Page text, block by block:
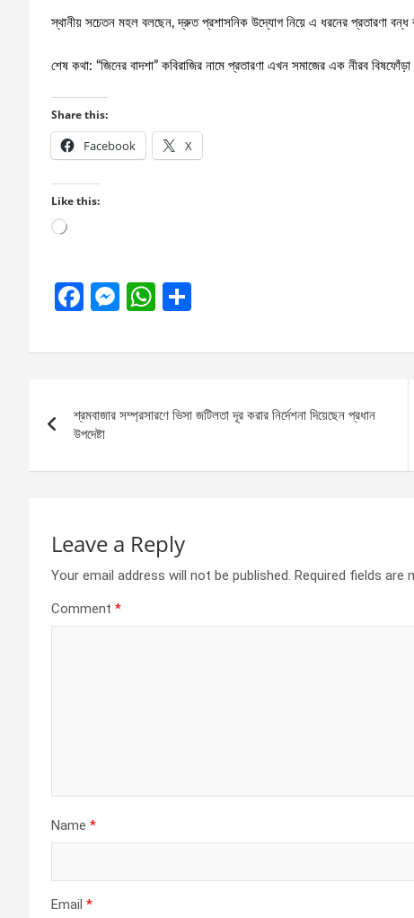
স্থানীয় সচেতন মহল বলছেন, দ্রুত প্রশাসনিক উদ্যোগ নিয়ে এ ধরনের প্রতারণা
শেষ কথা: “জিনের বাদশা” কবিরাজির নামে প্রতারণা এখন সমাজের এক নীরব
Share this:
Facebook X
Like this:
Loading…
F
ce
o
o
k
M
se
g
W
at
A
p
ar
navigation
শ্রমবাজার সম্প্রসারণে ভিসা জটিলতা দূর করার নির্দেশনা দিয়েছেন প্রধান
উপদেষ্টা
Leave a Reply
Your email address will not be published. Required fields are
Comment *
Name *
Email *